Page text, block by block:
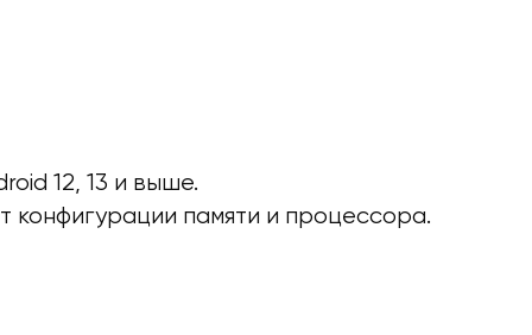
12, 13 и выше.
конфигурации памяти и процессора.